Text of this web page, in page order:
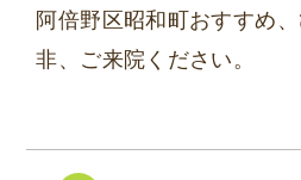
阿倍野区昭和町おすすめ
非、ご来院ください。